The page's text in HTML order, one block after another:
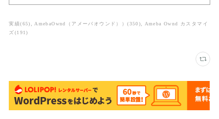
実績(65) AmebaOwnd（アメーバオウンド））(350)
Ameba Ownd カスタマイ
ズ(191)